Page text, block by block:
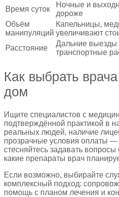
Время суток
Ночные и
дороже
Объём
манипуляций
Капельницы,
увеличивают
Расстояние
Дальние выезды
транспортные
Как выбрать
дом
Ищите специалистов с
подтверждённой практикой в
реальных людей, наличие
прозрачные условия оплаты
стесняйтесь задавать
какие препараты врач
Если возможно, выбирайте
комплексный подход:
помощь с планом лечения и